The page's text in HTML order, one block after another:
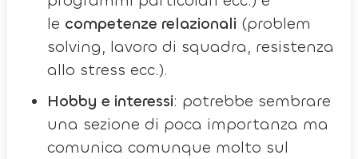
le competenze relazionali (problem
solving, lavoro di squadra, resistenza
allo stress ecc.).
Hobby e interessi: potrebbe sembrare
una sezione di poca importanza ma
comunica comunque molto sul